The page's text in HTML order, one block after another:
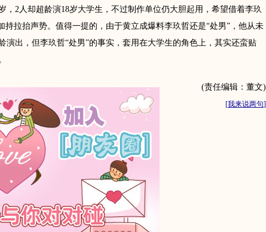
，2人却超龄演18岁大学生，不过制作单位仍大胆起用，希望借着李玖
持拉抬声势。值得一提的，由于黄立成爆料李玖哲还是“处男”，他从未
演出，但李玖哲“处男”的事实，套用在大学生的角色上，其实还蛮贴
(责任编辑：董文)
[我来说两句]